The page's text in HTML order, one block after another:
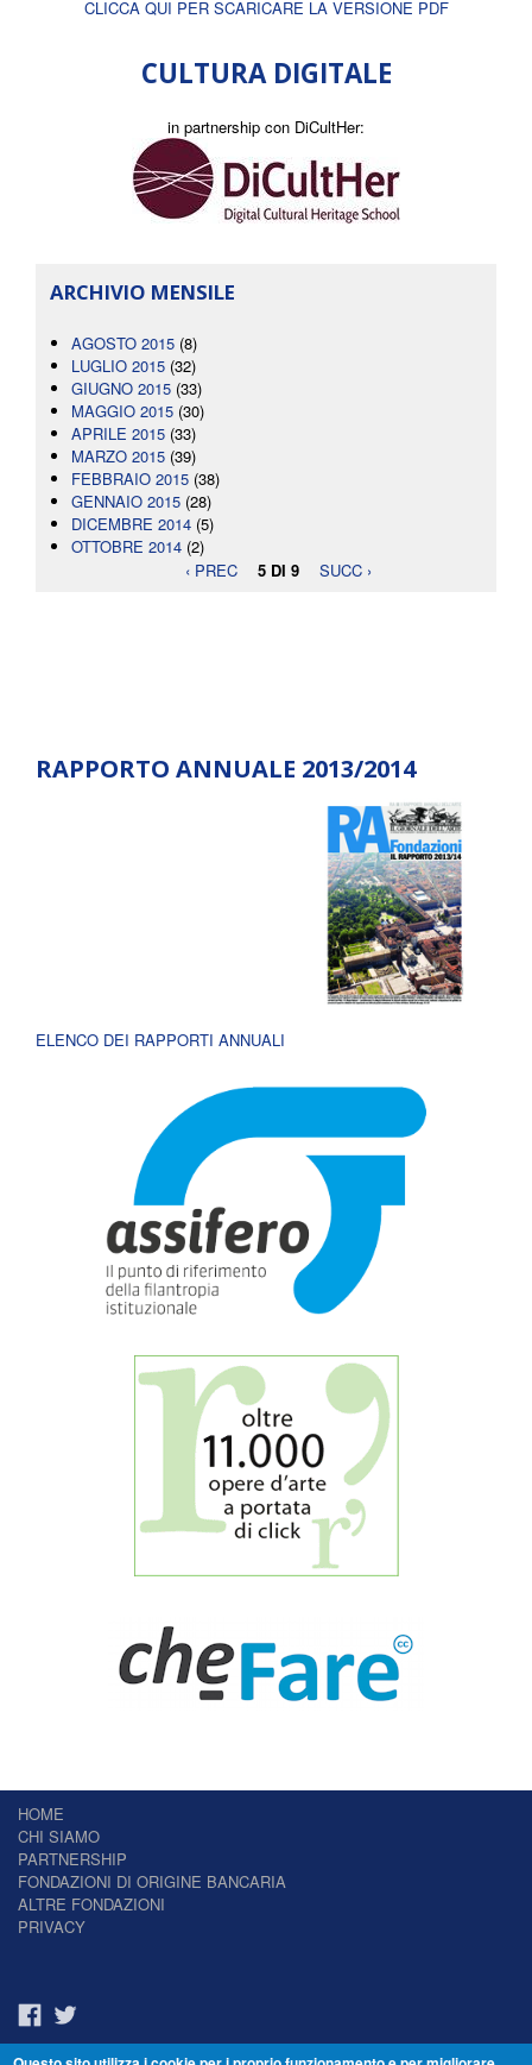
CLICCA QUI PER SCARICARE LA VERSIONE PDF
CULTURA DIGITALE
in partnership con DiCultHer:
ARCHIVIO MENSILE
AGOSTO 2015 (8)
LUGLIO 2015 (32)
GIUGNO 2015 (33)
MAGGIO 2015 (30)
APRILE 2015 (33)
MARZO 2015 (39)
FEBBRAIO 2015 (38)
GENNAIO 2015 (28)
DICEMBRE 2014 (5)
OTTOBRE 2014 (2)
‹ PREC
5 DI 9 SUCC ›
RAPPORTO ANNUALE 2013/2014
ELENCO DEI RAPPORTI ANNUALI
HOME
CHI SIAMO
PARTNERSHIP
FONDAZIONI DI ORIGINE BANCARIA
ALTRE FONDAZIONI
PRIVACY